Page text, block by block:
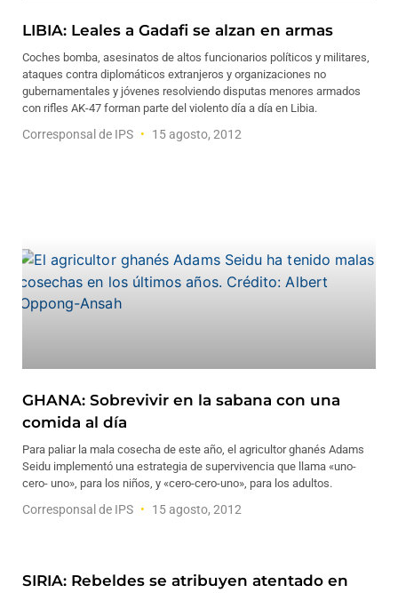
LIBIA: Leales a Gadafi se alzan en armas
Coches bomba, asesinatos de altos funcionarios políticos y militares,
ataques contra diplomáticos extranjeros y organizaciones no
gubernamentales y jóvenes resolviendo disputas menores armados
con rifles AK-47 forman parte del violento día a día en Libia.
Corresponsal de IPS 15 agosto, 2012
GHANA: Sobrevivir en la sabana con una
comida al día
Para paliar la mala cosecha de este año, el agricultor ghanés Adams
Seidu implementó una estrategia de supervivencia que llama «uno-
cero- uno», para los niños, y «cero-cero-uno», para los adultos.
Corresponsal de IPS 15 agosto, 2012
SIRIA: Rebeldes se atribuyen atentado en